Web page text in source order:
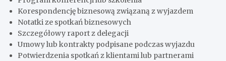
Korespondencję biznesową związaną z wyjazdem
Notatki ze spotkań biznesowych
Szczegółowy raport z delegacji
Umowy lub kontrakty podpisane podczas wyjazdu
Potwierdzenia spotkań z klientami lub partnerami